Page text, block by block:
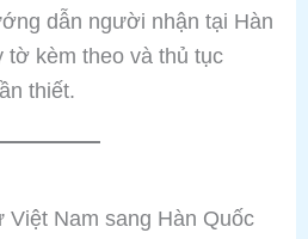
dẫn người nhận tại Hàn
tờ kèm theo và thủ tục
thiết.
Nam sang Hàn Quốc